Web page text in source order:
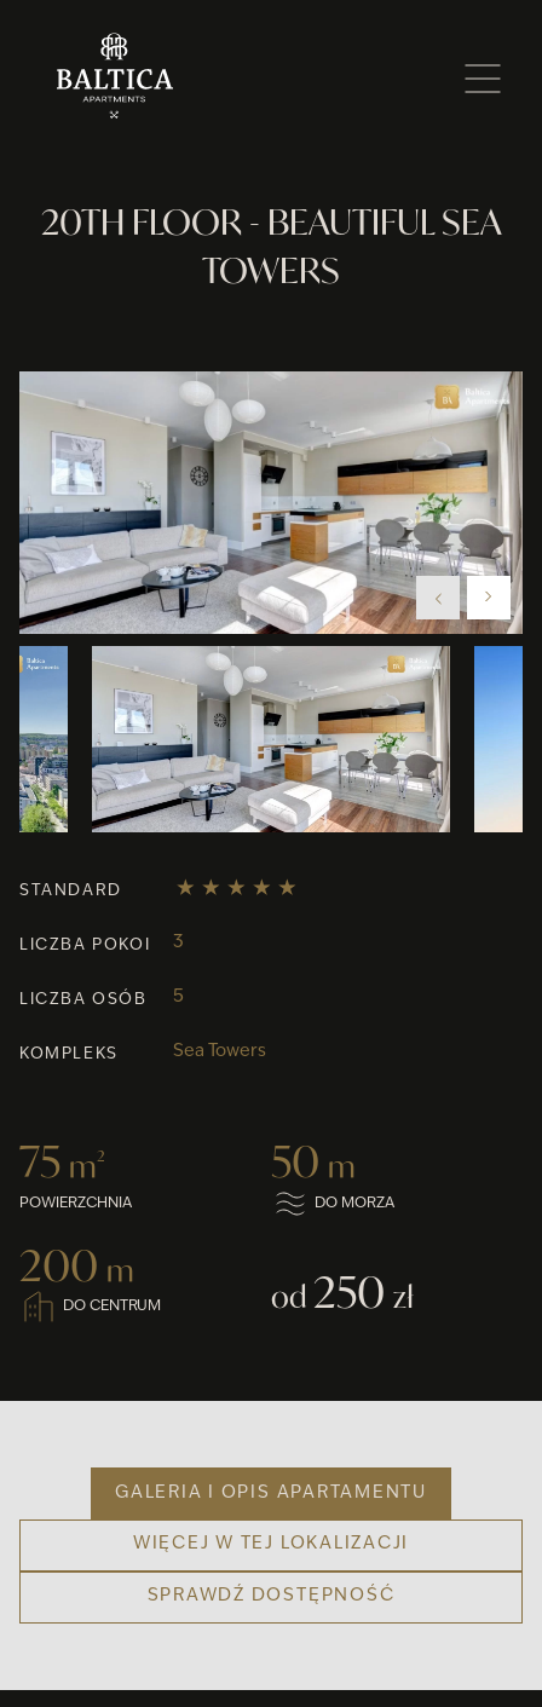
20TH FLOOR - BEAUTIFUL SEA
TOWERS
STANDARD
LICZBA POKOI 3
LICZBA OSÓB 5
KOMPLEKS Sea Towers
75 m2
POWIERZCHNIA
50 m
DO MORZA
200 m
DO CENTRUM od 250 zł
GALERIA I OPIS APARTAMENTU
WIĘCEJ W TEJ LOKALIZACJI
SPRAWDŹ DOSTĘPNOŚĆ